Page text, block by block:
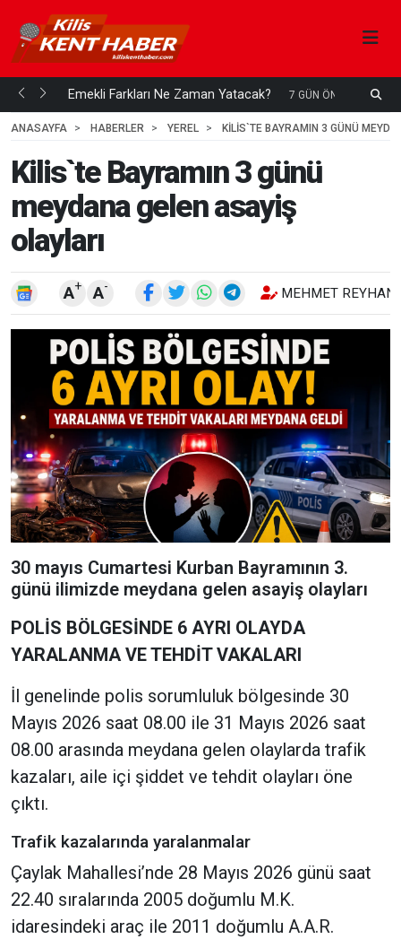
mi... Emekli Farkları Ne Zaman Yatacak? 7 GÜN ÖNCE
ANASAYFA
HABERLER YEREL KILIS`TE BAYRAMIN 3 GÜNÜ
Kilis`te Bayramın 3 günü
meydana gelen asayiş
olayları
A+ A- MEHMET
30 mayıs Cumartesi Kurban Bayramının 3.
günü ilimizde meydana gelen asayiş olayları
POLİS BÖLGESİNDE 6 AYRI OLAYDA
YARALANMA VE TEHDİT VAKALARI
İl genelinde polis sorumluluk bölgesinde 30
Mayıs 2026 saat 08.00 ile 31 Mayıs 2026 saat
08.00 arasında meydana gelen olaylarda trafik
kazaları, aile içi şiddet ve tehdit olayları öne
çıktı.
Trafik kazalarında yaralanmalar
Çaylak Mahallesi’nde 28 Mayıs 2026 günü saat
22.40 sıralarında 2005 doğumlu M.K.
idaresindeki araç ile 2011 doğumlu A.A.R.